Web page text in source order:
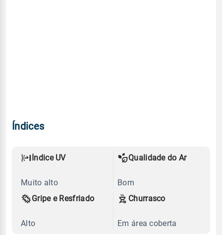
Índices
Índice UV
Muito alto
Qualidade do Ar
Bom
Gripe e Resfriado
Alto
Churrasco
Em área coberta